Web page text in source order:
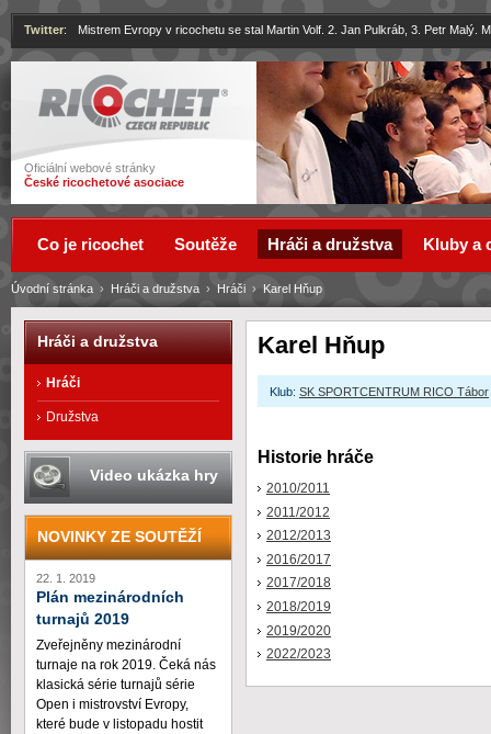
Ricochet
Oficiální webové stránky
České ricochetové asociace
Twitter: Mistrem Evropy v ricochetu se stal Martin Volf. 2. Jan Pulkráb, 3. Petr Malý.
Karel Hňup
Klub: SK SPORTCENTRUM RICO Tábor
Historie hráče
2010/2011
2011/2012
2012/2013
2016/2017
2017/2018
2018/2019
2019/2020
2022/2023
Úvodní stránka › Hráči a družstva › Hráči › Karel Hňup
Co je ricochet Soutěže Hráči a družstva Kluby a
Hráči a družstva
Hráči
Družstva
Video ukázka hry
NOVINKY ZE SOUTĚŽÍ
22. 1. 2019
Plán mezinárodních
turnajů 2019
Zveřejněny mezinárodní
turnaje na rok 2019. Čeká nás
klasická série turnajů série
Open i mistrovství Evropy,
které bude v listopadu hostit